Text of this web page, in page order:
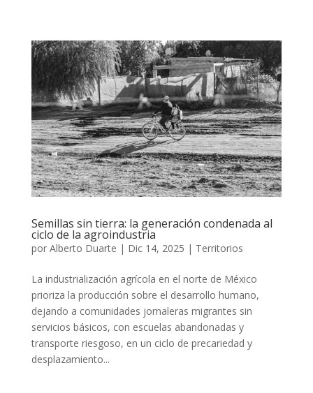
Semillas sin tierra: la generación condenada al
ciclo de la agroindustria
por Alberto Duarte | Dic 14, 2025 | Territorios
La industrialización agrícola en el norte de México
prioriza la producción sobre el desarrollo humano,
dejando a comunidades jornaleras migrantes sin
servicios básicos, con escuelas abandonadas y
transporte riesgoso, en un ciclo de precariedad y
desplazamiento...